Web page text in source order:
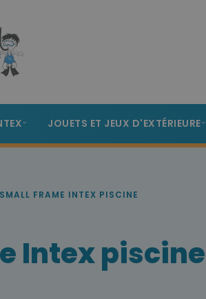
JOUETS ET JEUX D'EXTÉRIEURE
SMALL FRAME INTEX PISCINE
Intex piscine